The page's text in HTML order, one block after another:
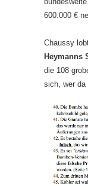
600.000 €
Chaussy
Heymanns
die 108
sich, wer da